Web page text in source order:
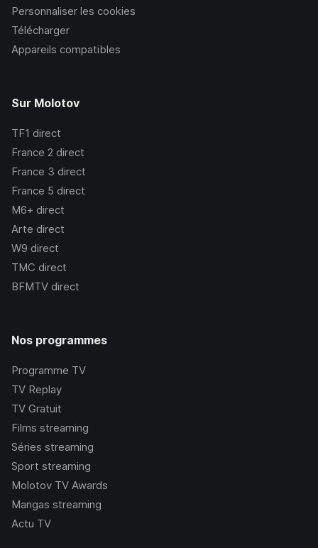
Personnaliser les cookies
Télécharger
Appareils compatibles
Sur Molotov
TF1 direct
France 2 direct
France 3 direct
France 5 direct
M6+ direct
Arte direct
W9 direct
TMC direct
BFMTV direct
Nos programmes
Programme TV
TV Replay
TV Gratuit
Films streaming
Séries streaming
Sport streaming
Molotov TV Awards
Mangas streaming
Actu TV